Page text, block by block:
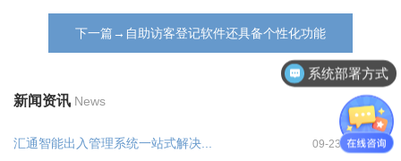
下一篇→自助访客登记软件还具备个性化功能
新闻资讯 News
汇通智能出入管理系统一站式解决... 09-23
系统部署方式